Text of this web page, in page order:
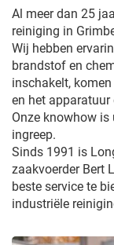
Al meer dan 25
reiniging in
Wij hebben
brandstof en
inschakelt,
en het
Onze knowhow is
ingreep.
Sinds 1991 is
zaakvoerder Bert
beste service te
industriële